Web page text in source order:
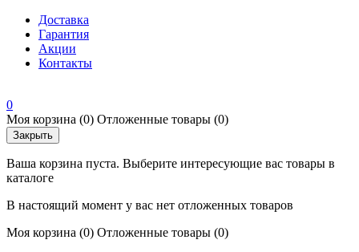
Доставка
Гарантия
Акции
Контакты
0
Моя корзина (0) Отложенные товары (0)
Закрыть
Ваша корзина пуста. Выберите интересующие вас товары в
каталоге
В настоящий момент у вас нет отложенных товаров
Моя корзина (0) Отложенные товары (0)